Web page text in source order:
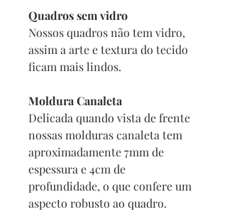
Quadros sem vidro
Nossos quadros não tem vidro,
assim a arte e textura do tecido
ficam mais lindos.
Moldura Canaleta
Delicada quando vista de frente
nossas molduras canaleta tem
aproximadamente 7mm de
espessura e 4cm de
profundidade, o que confere um
aspecto robusto ao quadro.